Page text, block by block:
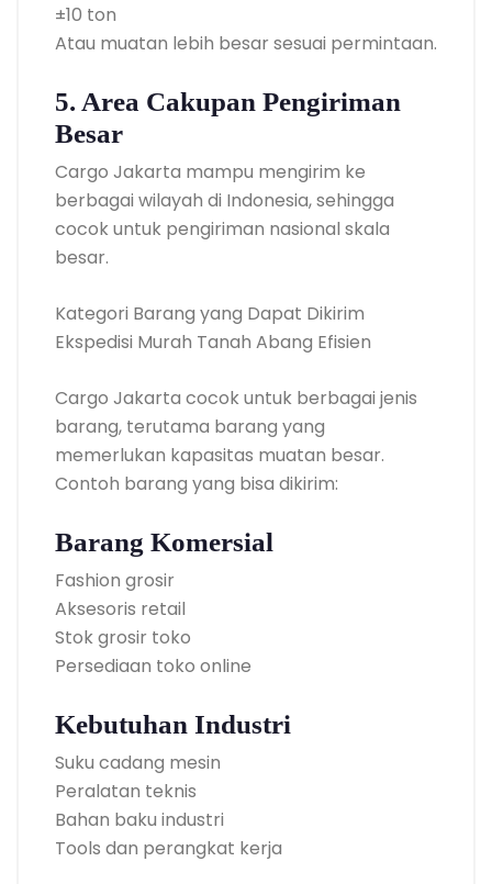
±10 ton
Atau muatan lebih besar sesuai permintaan.
5. Area Cakupan Pengiriman
Besar
Cargo Jakarta mampu mengirim ke
berbagai wilayah di Indonesia, sehingga
cocok untuk pengiriman nasional skala
besar.
Kategori Barang yang Dapat Dikirim
Ekspedisi Murah Tanah Abang Efisien
Cargo Jakarta cocok untuk berbagai jenis
barang, terutama barang yang
memerlukan kapasitas muatan besar.
Contoh barang yang bisa dikirim:
Barang Komersial
Fashion grosir
Aksesoris retail
Stok grosir toko
Persediaan toko online
Kebutuhan Industri
Suku cadang mesin
Peralatan teknis
Bahan baku industri
Tools dan perangkat kerja